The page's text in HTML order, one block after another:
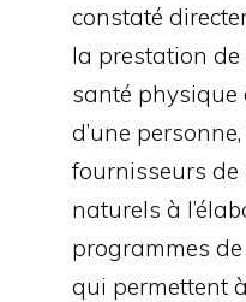
constaté
la prestation
santé physique
d’une
fournisseurs
naturels à
programmes
qui permettent